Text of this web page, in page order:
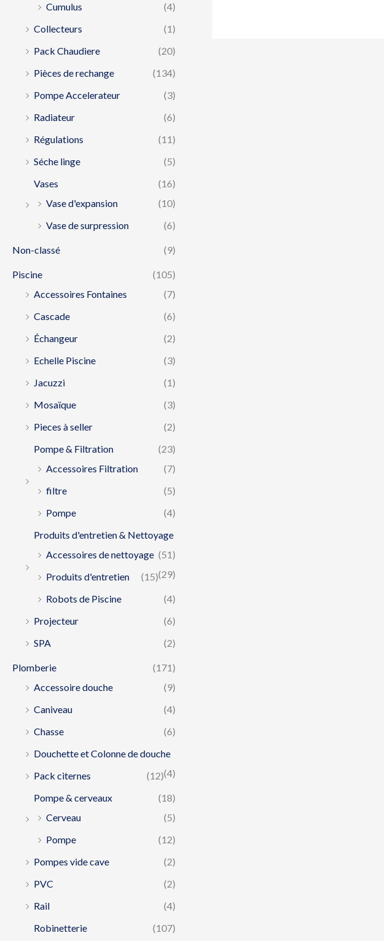
Cumulus
(4)
Collecteurs
(1)
Pack Chaudiere
(20)
Pièces de rechange
(134)
Pompe Accelerateur
(3)
Radiateur
(6)
Régulations
(11)
Séche linge
(5)
Vases
(16)
Vase d'expansion
(10)
Vase de surpression
(6)
Non-classé (9)
Piscine
(105)
Accessoires Fontaines
(7)
Cascade
(6)
Échangeur
(2)
Echelle Piscine
(3)
Jacuzzi
(1)
Mosaïque
(3)
Pieces à seller
(2)
Pompe & Filtration
(23)
Accessoires Filtration
(7)
filtre
(5)
Pompe
(4)
Produits d'entretien & Nettoyage
(51)
Accessoires de nettoyage
(29)
Produits d'entretien
(15)
Robots de Piscine
(4)
Projecteur
(6)
SPA
(2)
Plomberie
(171)
Accessoire douche
(9)
Caniveau
(4)
Chasse
(6)
Douchette et Colonne de douche
(4)
Pack citernes
(12)
Pompe & cerveaux
(18)
Cerveau
(5)
Pompe
(12)
Pompes vide cave
(2)
PVC
(2)
Rail
(4)
Robinetterie
(107)